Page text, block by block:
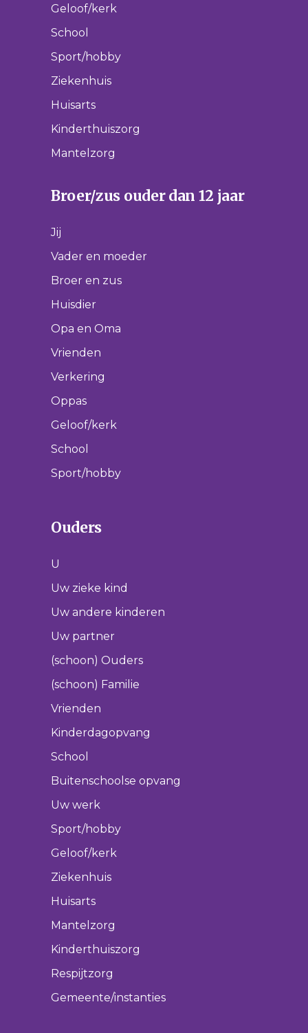
Geloof/kerk
School
Sport/hobby
Ziekenhuis
Huisarts
Kinderthuiszorg
Mantelzorg
Broer/zus ouder dan 12 jaar
Jij
Vader en moeder
Broer en zus
Huisdier
Opa en Oma
Vrienden
Verkering
Oppas
Geloof/kerk
School
Sport/hobby
Ouders
U
Uw zieke kind
Uw andere kinderen
Uw partner
(schoon) Ouders
(schoon) Familie
Vrienden
Kinderdagopvang
School
Buitenschoolse opvang
Uw werk
Sport/hobby
Geloof/kerk
Ziekenhuis
Huisarts
Mantelzorg
Kinderthuiszorg
Respijtzorg
Gemeente/instanties